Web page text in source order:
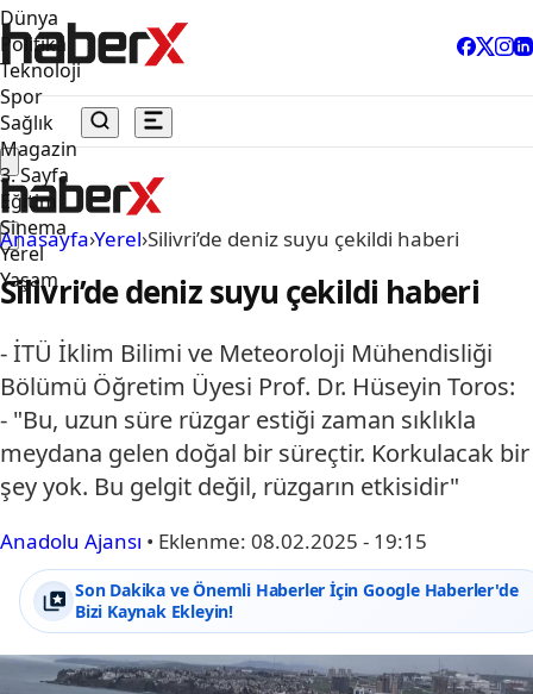
Dünya
Politika
Teknoloji
Spor
Sağlık
Magazin
3. Sayfa
Eğitim
Sinema
Yerel
Yaşam
Anasayfa›Yerel›Silivri’de deniz suyu çekildi haberi
Silivri’de deniz suyu çekildi haberi
- İTÜ İklim Bilimi ve Meteoroloji Mühendisliği
Bölümü Öğretim Üyesi Prof. Dr. Hüseyin Toros:
- "Bu, uzun süre rüzgar estiği zaman sıklıkla
meydana gelen doğal bir süreçtir. Korkulacak bir
şey yok. Bu gelgit değil, rüzgarın etkisidir"
Anadolu Ajansı • Eklenme: 08.02.2025 - 19:15
Son Dakika ve Önemli Haberler İçin Google Haberler'de
Bizi Kaynak Ekleyin!